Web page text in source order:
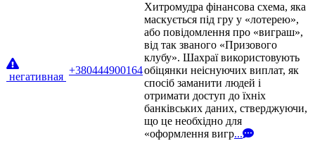
негативная
+380444900164
Хитромудра фінансова схема, яка
маскується під гру у «лотерею»,
або повідомлення про «виграш»,
від так званого «Призового
клубу». Шахраї використовують
обіцянки неіснуючих виплат, як
спосіб заманити людей і
отримати доступ до їхніх
банківських даних, стверджуючи,
що це необхідно для
«оформлення вигр...